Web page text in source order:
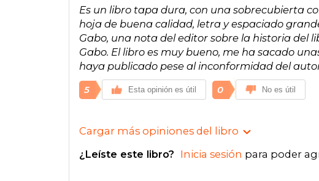
Es un libro tapa dura, con una sobrecubierta
hoja de buena calidad, letra y espaciado
Gabo, una nota del editor sobre la historia del
Gabo. El libro es muy bueno, me ha sacado
haya publicado pese al inconformidad del
5 Esta opinión es útil 0 No es útil
Cargar más opiniones del libro
¿Leíste este libro? Inicia sesión para poder